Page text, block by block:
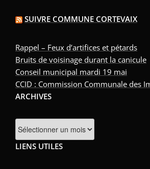
SUIVRE COMMUNE CORTEVAIX
Rappel – Feux d’artifices et pétards
Bruits de voisinage durant la canicule
Conseil municipal mardi 19 mai
CCID : Commission Communale des
ARCHIVES
Archives
LIENS UTILES